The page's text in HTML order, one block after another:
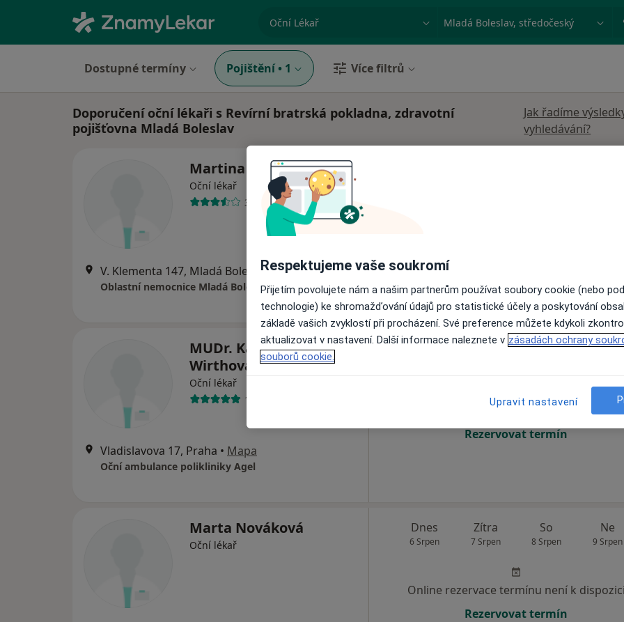
specializace, nemoc nebo příjmení Město nebo region
Dostupné termíny Pojištění • 1 Více filtrů
Doporučení oční lékaři s Revírní bratrská pokladna, zdravotní
pojišťovna Mladá Boleslav
Jak řadíme
vyhledávání?
Martina Vedralová
Oční lékař
3 názory
V. Klementa 147, Mladá Boleslav•Mapa
Oblastní nemocnice Mladá Boleslav,a.s.
MUDr. Karolina
Wirthová
Oční lékař
17 názorů
Vladislavova 17, Praha • Mapa
Oční ambulance polikliniky Agel
Dnes Zítra So Ne
Online rezervace termínu není k dispozici
Rezervovat termín
Marta Nováková
Oční lékař
Dnes
6 Srpen
Zítra
7 Srpen
So
8 Srpen
Ne
9 Srpen
Online rezervace termínu není k dispozici
Rezervovat termín
Respektujeme vaše soukromí
Přijetím povolujete nám a našim partnerům používat soubory cookie (nebo
technologie) ke shromažďování údajů pro statistické účely a poskytování
základě vašich zvyklostí při procházení. Své preference můžete kdykoli
aktualizovat v nastavení. Další informace naleznete v zásadách ochrany
souborů cookie.
Upravit nastavení